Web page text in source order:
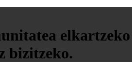
elkartzeko
bizitzeko.